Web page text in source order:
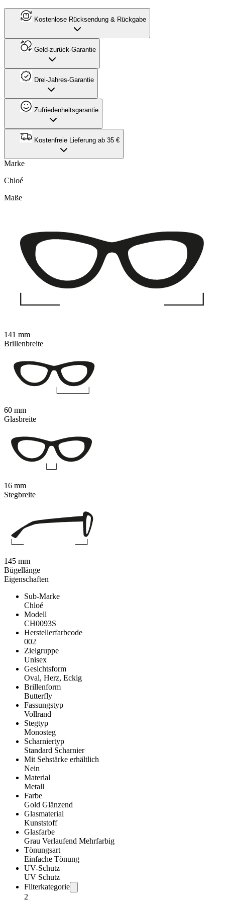
Kostenlose Rücksendung & Rückgabe
Geld-zurück-Garantie
Drei-Jahres-Garantie
Zufriedenheitsgarantie
Kostenfreie Lieferung ab 35 €
Marke
Chloé
Eigenschaften
Sub-Marke
Chloé
Modell
CH0093S
Herstellerfarbcode
002
Zielgruppe
Unisex
Gesichtsform
Oval, Herz, Eckig
Brillenform
Butterfly
Fassungstyp
Vollrand
Stegtyp
Monosteg
Scharniertyp
Standard Scharnier
Mit Sehstärke erhältlich
Nein
Material
Metall
Farbe
Gold Glänzend
Glasmaterial
Kunststoff
Glasfarbe
Grau Verlaufend Mehrfarbig
Tönungsart
Einfache Tönung
UV-Schutz
UV Schutz
Filterkategorie
2
Maße
141 mm
Brillenbreite
60 mm
Glasbreite
16 mm
Stegbreite
145 mm
Bügellänge